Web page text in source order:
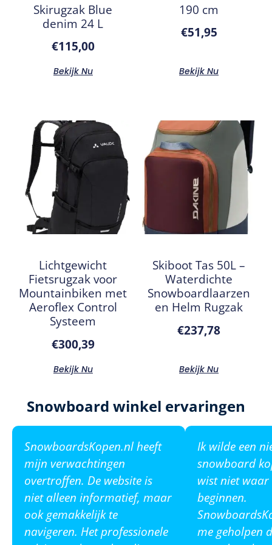
Skirugzak Blue
denim 24 L
€115,00
Bekijk Nu
190 cm
€51,95
Bekijk Nu
Lichtgewicht
Fietsrugzak voor
Mountainbiken met
Aeroflex Control
Systeem
€300,39
Bekijk Nu
Skiboot Tas 50L –
Waterdichte
Snowboardlaarzen
en Helm Rugzak
€237,78
Bekijk Nu
Snowboard winkel ervaringen
SnowboardsKopen.nl heeft
mijn verwachtingen
overtroffen. De website is
niet alleen informatief, maar
ook gemakkelijk te
navigeren. Het professionele
Ik wilde een
snowboard
wist niet waar
beginnen.
me geholpen